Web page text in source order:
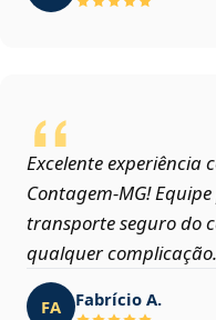
Excelente experiência
Contagem‑MG!
transporte seguro do
qualquer complicação.
FA Fabrício A.